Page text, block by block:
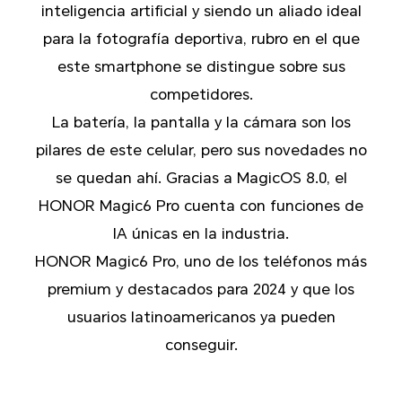
inteligencia artificial y siendo un aliado ideal
para la fotografía deportiva, rubro en el que
este smartphone se distingue sobre sus
competidores.
La batería, la pantalla y la cámara son los
pilares de este celular, pero sus novedades no
se quedan ahí. Gracias a MagicOS 8.0, el
HONOR Magic6 Pro cuenta con funciones de
IA únicas en la industria.
HONOR Magic6 Pro, uno de los teléfonos más
premium y destacados para 2024 y que los
usuarios latinoamericanos ya pueden
conseguir.